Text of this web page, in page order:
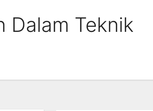
Dalam Teknik